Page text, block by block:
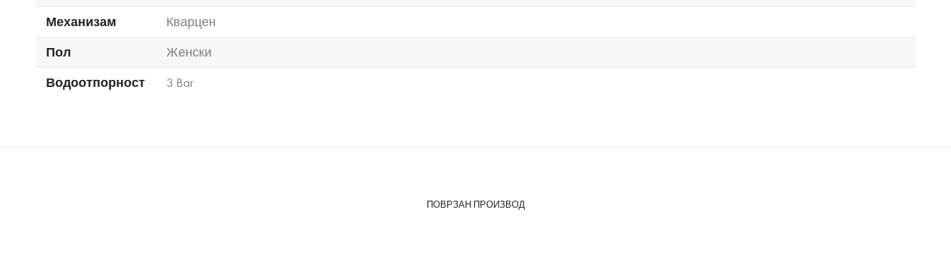
Механизам
Кварцен
Пол
Женски
Водоотпорност
3 Bar
ПОВРЗАН ПРОИЗВОД